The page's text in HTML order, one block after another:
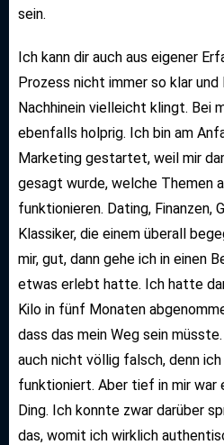
sein.
Ich kann dir auch aus eigener
Prozess nicht immer so klar
Nachhinein vielleicht klingt. Bei
ebenfalls holprig. Ich bin am
Marketing gestartet, weil mir
gesagt wurde, welche Themen
funktionieren. Dating, Finanzen,
Klassiker, die einem überall
mir, gut, dann gehe ich in einen
etwas erlebt hatte. Ich hatte
Kilo in fünf Monaten
dass das mein Weg sein
auch nicht völlig falsch, denn
funktioniert. Aber tief in mir war
Ding. Ich konnte zwar darüber
das, womit ich wirklich